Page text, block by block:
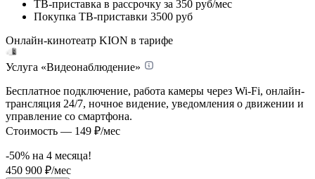
ТВ-приставка в рассрочку за 350 руб/мес
Покупка ТВ-приставки 3500 руб
Онлайн-кинотеатр KION в тарифе
Услуга «Видеонаблюдение»
Бесплатное подключение, работа камеры через Wi-Fi, онлайн-
трансляция 24/7, ночное видение, уведомления о движении и
управление со смартфона.
Стоимость — 149 ₽/мес
-50% на 4 месяца!
450 900 ₽/мес